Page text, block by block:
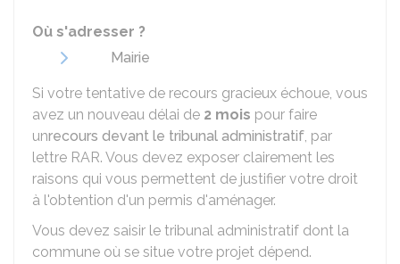
Où s'adresser ?
Mairie
Si votre tentative de recours gracieux échoue, vous
avez un nouveau délai de 2 mois pour faire
unrecours devant le tribunal administratif, par
lettre RAR. Vous devez exposer clairement les
raisons qui vous permettent de justifier votre droit
à l'obtention d'un permis d'aménager.
Vous devez saisir le tribunal administratif dont la
commune où se situe votre projet dépend.